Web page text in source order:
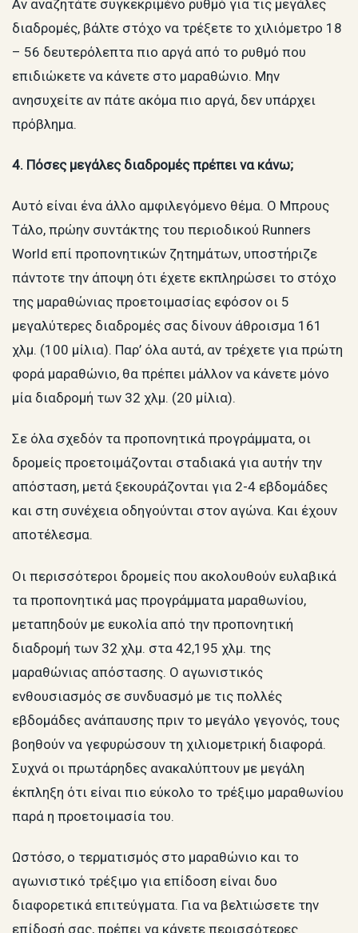
Αν αναζητάτε συγκεκριμένο ρυθμό για τις μεγάλες
διαδρομές, βάλτε στόχο να τρέξετε το χιλιόμετρο 18
– 56 δευτερόλεπτα πιο αργά από το ρυθμό που
επιδιώκετε να κάνετε στο μαραθώνιο. Μην
ανησυχείτε αν πάτε ακόμα πιο αργά, δεν υπάρχει
πρόβλημα.
4. Πόσες μεγάλες διαδρομές πρέπει να κάνω;
Αυτό είναι ένα άλλο αμφιλεγόμενο θέμα. Ο Μπρους
Τάλο, πρώην συντάκτης του περιοδικού Runners
World επί προπονητικών ζητημάτων, υποστήριζε
πάντοτε την άποψη ότι έχετε εκπληρώσει το στόχο
της μαραθώνιας προετοιμασίας εφόσον οι 5
μεγαλύτερες διαδρομές σας δίνουν άθροισμα 161
χλμ. (100 μίλια). Παρ’ όλα αυτά, αν τρέχετε για πρώτη
φορά μαραθώνιο, θα πρέπει μάλλον να κάνετε μόνο
μία διαδρομή των 32 χλμ. (20 μίλια).
Σε όλα σχεδόν τα προπονητικά προγράμματα, οι
δρομείς προετοιμάζονται σταδιακά για αυτήν την
απόσταση, μετά ξεκουράζονται για 2-4 εβδομάδες
και στη συνέχεια οδηγούνται στον αγώνα. Και έχουν
αποτέλεσμα.
Οι περισσότεροι δρομείς που ακολουθούν ευλαβικά
τα προπονητικά μας προγράμματα μαραθωνίου,
μεταπηδούν με ευκολία από την προπονητική
διαδρομή των 32 χλμ. στα 42,195 χλμ. της
μαραθώνιας απόστασης. Ο αγωνιστικός
ενθουσιασμός σε συνδυασμό με τις πολλές
εβδομάδες ανάπαυσης πριν το μεγάλο γεγονός, τους
βοηθούν να γεφυρώσουν τη χιλιομετρική διαφορά.
Συχνά οι πρωτάρηδες ανακαλύπτουν με μεγάλη
έκπληξη ότι είναι πιο εύκολο το τρέξιμο μαραθωνίου
παρά η προετοιμασία του.
Ωστόσο, ο τερματισμός στο μαραθώνιο και το
αγωνιστικό τρέξιμο για επίδοση είναι δυο
διαφορετικά επιτεύγματα. Για να βελτιώσετε την
επίδοσή σας, πρέπει να κάνετε περισσότερες